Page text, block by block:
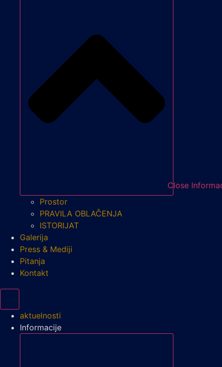
Close
Prostor
PRAVILA OBLAČENJA
ISTORIJAT
Galerija
Press & Mediji
Pitanja
Kontakt
aktuelnosti
Informacije